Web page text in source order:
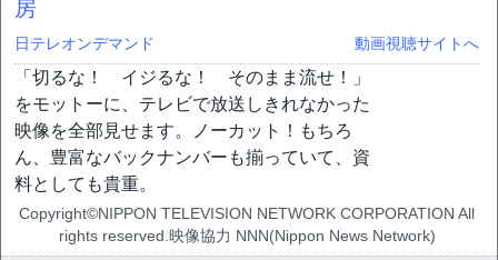
房
日テレオンデマンド 動画視聴サイトへ
「切るな！ イジるな！ そのまま流せ！」
をモットーに、テレビで放送しきれなかった
映像を全部見せます。ノーカット！もちろ
ん、豊富なバックナンバーも揃っていて、資
料としても貴重。
Copyright©NIPPON TELEVISION NETWORK CORPORATION All
rights reserved.映像協力 NNN(Nippon News Network)